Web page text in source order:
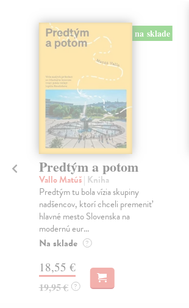
na sklade
Predtým a potom
Vallo Matúš| Kniha
Predtým tu bola vízia skupiny
nadšencov, ktorí chceli premeniť
hlavné mesto Slovenska na
modernú eur...
Na sklade ?
18,55 €
19,95 € ?